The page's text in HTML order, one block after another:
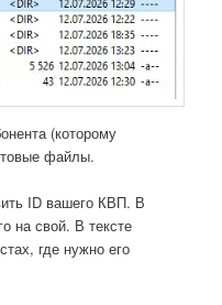
(которому
файлы.
ID вашего КВП. В
на свой. В тексте
где нужно его